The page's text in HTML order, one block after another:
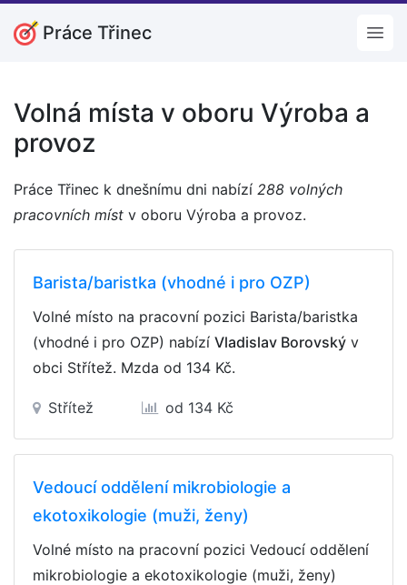
Práce Třinec
Volná místa v oboru Výroba a
provoz
Práce Třinec k dnešnímu dni nabízí 288 volných
pracovních míst v oboru Výroba a provoz.
Barista/baristka (vhodné i pro OZP)
Volné místo na pracovní pozici Barista/baristka
(vhodné i pro OZP) nabízí Vladislav Borovský v
obci Střítež. Mzda od 134 Kč.
Střítež od 134 Kč
Vedoucí oddělení mikrobiologie a
ekotoxikologie (muži, ženy)
Volné místo na pracovní pozici Vedoucí oddělení
mikrobiologie a ekotoxikologie (muži, ženy)